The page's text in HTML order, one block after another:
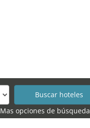
Mas opciones de búsqueda